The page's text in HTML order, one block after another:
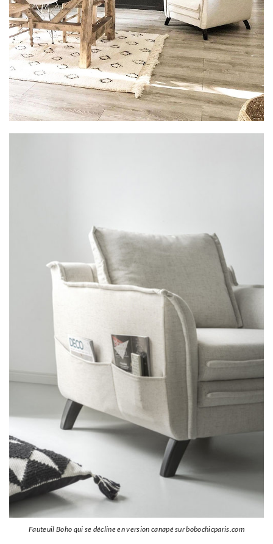
Fauteuil Boho qui se décline en version canapé sur bobochicparis.com